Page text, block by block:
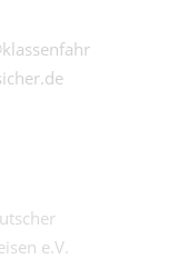
e.V.